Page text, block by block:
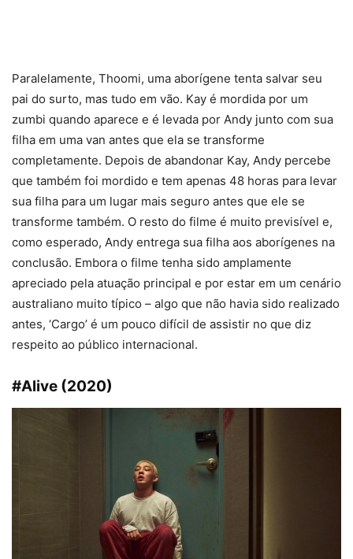
Paralelamente, Thoomi, uma aborígene tenta salvar seu
pai do surto, mas tudo em vão. Kay é mordida por um
zumbi quando aparece e é levada por Andy junto com sua
filha em uma van antes que ela se transforme
completamente. Depois de abandonar Kay, Andy percebe
que também foi mordido e tem apenas 48 horas para levar
sua filha para um lugar mais seguro antes que ele se
transforme também. O resto do filme é muito previsível e,
como esperado, Andy entrega sua filha aos aborígenes na
conclusão. Embora o filme tenha sido amplamente
apreciado pela atuação principal e por estar em um cenário
australiano muito típico – algo que não havia sido realizado
antes, ‘Cargo’ é um pouco difícil de assistir no que diz
respeito ao público internacional.
#Alive (2020)